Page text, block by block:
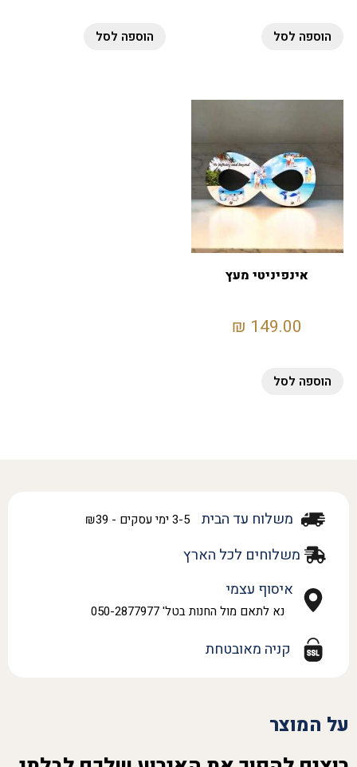
הוספה לסל הוספה לסל
אינפיניטי מעץ
149.00
₪
הוספה לסל
משלוח עד הבית 3-5 ימי עסקים - ₪39
משלוחים לכל הארץ
איסוף עצמי
נא לתאם מול החנות בטל' 050-2877977
קניה מאובטחת
על המוצר